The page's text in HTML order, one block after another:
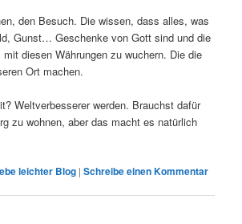
den Besuch. Die wissen, dass alles, was
Gunst… Geschenke von Gott sind und die
diesen Währungen zu wuchern. Die die
Ort machen.
Weltverbesserer werden. Brauchst dafür
zu wohnen, aber das macht es natürlich
leichter Blog |Schreibe einen Kommentar